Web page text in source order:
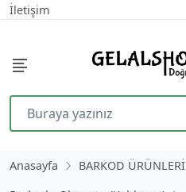
İletişim
Anasayfa
BARKOD ÜRÜNLERİ